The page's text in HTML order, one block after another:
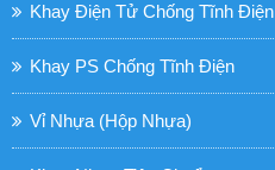
Khay Điện Tử Chống Tĩnh Điện
Khay PS Chống Tĩnh Điện
Vỉ Nhựa (hộp Nhựa)